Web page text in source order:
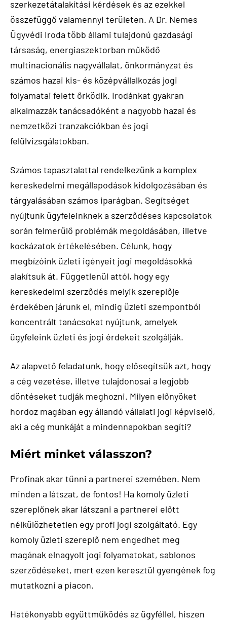
szerkezetátalakítási kérdések és az ezekkel
összefüggő valamennyi területen. A Dr. Nemes
Ügyvédi Iroda több állami tulajdonú gazdasági
társaság, energiaszektorban működő
multinacionális nagyvállalat, önkormányzat és
számos hazai kis- és középvállalkozás jogi
folyamatai felett őrködik. Irodánkat gyakran
alkalmazzák tanácsadóként a nagyobb hazai és
nemzetközi tranzakciókban és jogi
felülvizsgálatokban.
Számos tapasztalattal rendelkezünk a komplex
kereskedelmi megállapodások kidolgozásában és
tárgyalásában számos iparágban. Segítséget
nyújtunk ügyfeleinknek a szerződéses kapcsolatok
során felmerülő problémák megoldásában, illetve
kockázatok értékelésében. Célunk, hogy
megbízóink üzleti igényeit jogi megoldásokká
alakítsuk át. Függetlenül attól, hogy egy
kereskedelmi szerződés melyik szereplője
érdekében járunk el, mindig üzleti szempontból
koncentrált tanácsokat nyújtunk, amelyek
ügyfeleink üzleti és jogi érdekeit szolgálják.
Az alapvető feladatunk, hogy elősegítsük azt, hogy
a cég vezetése, illetve tulajdonosai a legjobb
döntéseket tudják meghozni. Milyen előnyöket
hordoz magában egy állandó vállalati jogi képviselő,
aki a cég munkáját a mindennapokban segíti?
Miért minket válasszon?
Profinak akar tűnni a partnerei szemében. Nem
minden a látszat, de fontos! Ha komoly üzleti
szereplőnek akar látszani a partnerei előtt
nélkülözhetetlen egy profi jogi szolgáltató. Egy
komoly üzleti szereplő nem engedhet meg
magának elnagyolt jogi folyamatokat, sablonos
szerződéseket, mert ezen keresztül gyengének fog
mutatkozni a piacon.
Hatékonyabb együttműködés az ügyféllel, hiszen